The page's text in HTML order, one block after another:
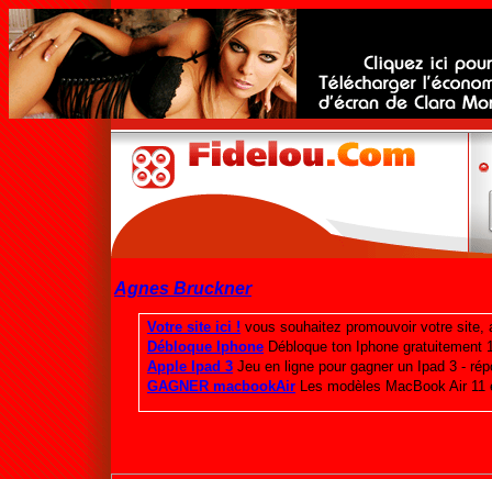
Agnes Bruckner